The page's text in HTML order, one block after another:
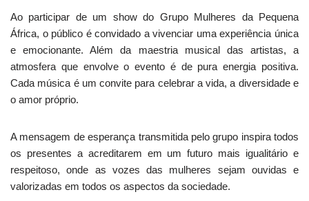
Ao participar de um show do Grupo Mulheres da Pequena
África, o público é convidado a vivenciar uma experiência única
e emocionante. Além da maestria musical das artistas, a
atmosfera que envolve o evento é de pura energia positiva.
Cada música é um convite para celebrar a vida, a diversidade e
o amor próprio.
A mensagem de esperança transmitida pelo grupo inspira todos
os presentes a acreditarem em um futuro mais igualitário e
respeitoso, onde as vozes das mulheres sejam ouvidas e
valorizadas em todos os aspectos da sociedade.